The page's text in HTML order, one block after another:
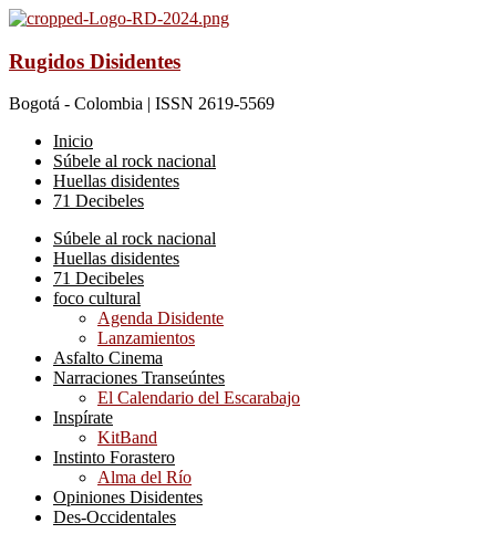
Rugidos Disidentes
Bogotá - Colombia | ISSN 2619-5569
Inicio
Súbele al rock nacional
Huellas disidentes
71 Decibeles
Súbele al rock nacional
Huellas disidentes
71 Decibeles
foco cultural
Agenda Disidente
Lanzamientos
Asfalto Cinema
Narraciones Transeúntes
El Calendario del Escarabajo
Inspírate
KitBand
Instinto Forastero
Alma del Río
Opiniones Disidentes
Des-Occidentales